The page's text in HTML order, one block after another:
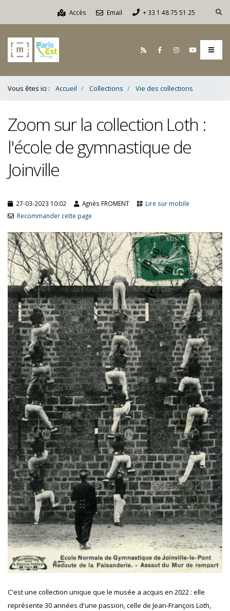
Accès Email + 33 1 48 75 51 25
Vous êtes ici : Accueil Collections Vie des collections
Zoom sur la collection Loth :
l'école de gymnastique de
Joinville
27-03-2023 10:02 Agnès FROMENT
Lire sur mobile
Recommander cette page
C'est une collection unique que le musée a acquis en 2022 : elle
représente 30 années d'une passion, celle de Jean-François Loth,